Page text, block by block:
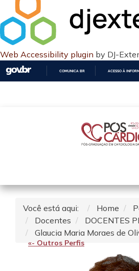
Web Accessibility plugin by DJ-
COMUNICA BR ACESSO À
Você está aqui: Home
Docentes
DOCENTES
Glaucia Maria Moraes de
«- Outros Perfis